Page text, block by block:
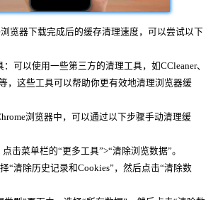
览器下载完成后的缓存清理速度，可以尝试以下
可以使用一些第三方的清理工具，如CCleaner、
等，这些工具可以帮助你更有效地清理浏览器缓
浏览器中，可以通过以下步骤手动清理缓
击菜单栏的“更多工具”>“清除浏览数据”。
“清除历史记录和Cookies”，然后点击“清除数